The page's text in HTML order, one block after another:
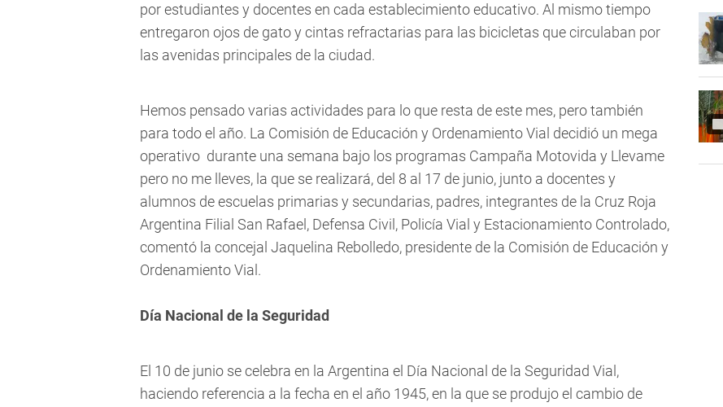
por estudiantes y docentes en cada establecimiento educativo. Al mismo tiempo
entregaron ojos de gato y cintas refractarias para las bicicletas que circulaban por
las avenidas principales de la ciudad.
Hemos pensado varias actividades para lo que resta de este mes, pero también
para todo el año. La Comisión de Educación y Ordenamiento Vial decidió un mega
operativo durante una semana bajo los programas Campaña Motovida y Llevame
pero no me lleves, la que se realizará, del 8 al 17 de junio, junto a docentes y
alumnos de escuelas primarias y secundarias, padres, integrantes de la Cruz Roja
Argentina Filial San Rafael, Defensa Civil, Policía Vial y Estacionamiento Controlado,
comentó la concejal Jaquelina Rebolledo, presidente de la Comisión de Educación y
Ordenamiento Vial.
Día Nacional de la Seguridad
El 10 de junio se celebra en la Argentina el Día Nacional de la Seguridad Vial,
haciendo referencia a la fecha en el año 1945, en la que se produjo el cambio de